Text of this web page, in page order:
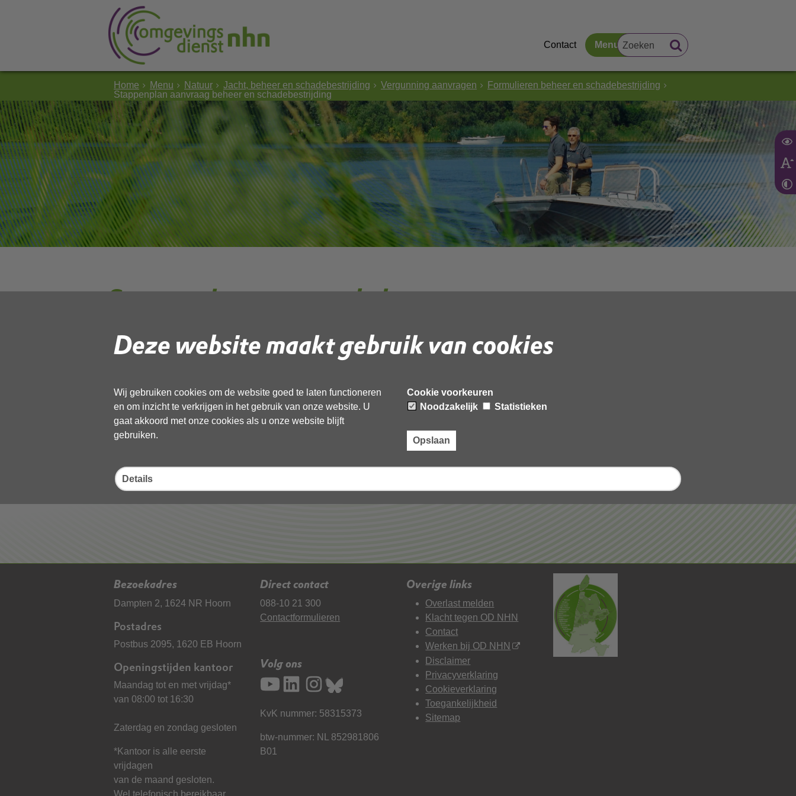
Deze website maakt gebruik van cookies
Wij gebruiken cookies om de website goed te laten functioneren
en om inzicht te verkrijgen in het gebruik van onze website. U
gaat akkoord met onze cookies als u onze website blijft
gebruiken.
Cookie voorkeuren
Noodzakelijk
Statistieken
Opslaan
Details
Contact Menu
Home Menu Natuur Jacht, beheer en schadebestrijding Vergunning aanvragen
Formulieren beheer en schadebestrijding
Stappenplan aanvraag beheer en schadebestrijding
Stappenplan aanvraag beheer en
schadebestrijding
Download ‘Stappenplan aanvraag beheer en schadebestrijding’,
pdf, 880kB
Bezoekadres
Dampten 2, 1624 NR Hoorn
Postadres
Postbus 2095, 1620 EB Hoorn
Openingstijden kantoor
Maandag tot en met vrijdag*
van 08:00 tot 16:30
Zaterdag en zondag gesloten
*Kantoor is alle eerste
vrijdagen
van de maand gesloten.
Direct contact
088-10 21 300
Contactformulieren
Volg ons
KvK nummer: 58315373
btw-nummer: NL 852981806
B01
Overige links
Overlast melden
Klacht tegen OD NHN
Contact
Werken bij OD NHN
Disclaimer
Privacyverklaring
Cookieverklaring
Toegankelijkheid
Sitemap